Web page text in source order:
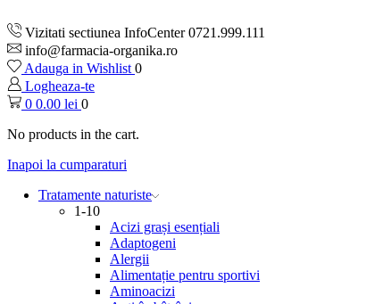
Vizitati sectiunea InfoCenter 0721.999.111
info@farmacia-organika.ro
Adauga in Wishlist 0
Logheaza-te
0 0.00 lei 0
No products in the cart.
Inapoi la cumparaturi
Tratamente naturiste
1-10
Acizi grași esențiali
Adaptogeni
Alergii
Alimentație pentru sportivi
Aminoacizi